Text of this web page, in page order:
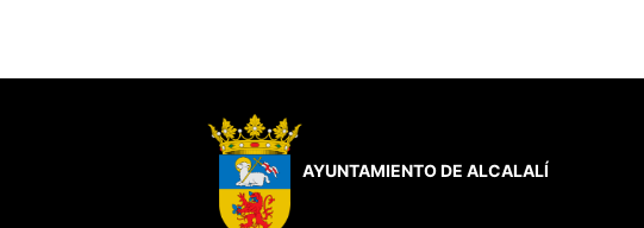
AYUNTAMIENTO DE ALCALALÍ